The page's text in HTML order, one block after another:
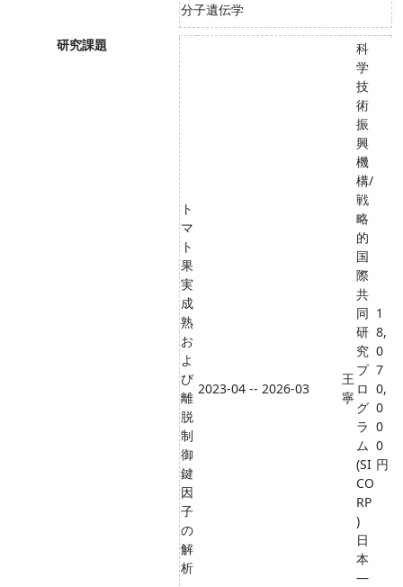
分子遺伝学
研究課題
ト
マ
ト
果
実
成
熟
お
よ
び
離
脱
制
御
鍵
因
子
の
解
析
2023-04 -- 2026-03
王
寧
科
学
技
術
振
興
機
構/
戦
略
的
国
際
共
同
研
究
プ
ロ
グ
ラ
ム
(SI
CO
RP
)
日
本
―
1
8,
0
7
0,
0
0
0
円